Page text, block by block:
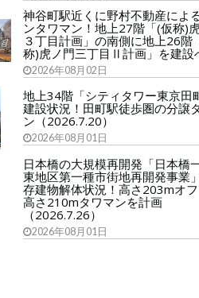
神谷町駅近くに野村不動産によ
ンタワマン！地上27階「(仮称)
３丁目計画」の南側に地上26階
称)虎ノ門三丁目Ⅱ計画」を建設
2026年08月02日
地上34階「シティタワー東京田
建設状況！田町駅徒歩圏の分譲
ン（2026.7.20）
2026年08月01日
日本橋の大規模再開発「日本橋
東地区第一種市街地再開発事業
存建物解体状況！高さ203mオフ
高さ210mタワマンを計画
（2026.7.26）
2026年08月01日